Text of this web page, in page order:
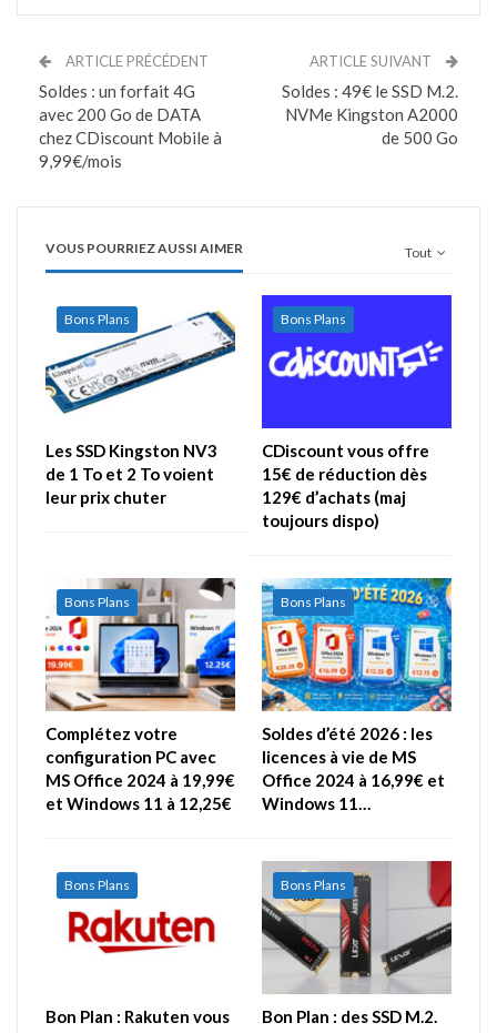
ARTICLE PRÉCÉDENT
Soldes : un forfait 4G
avec 200 Go de DATA
chez CDiscount Mobile à
9,99€/mois
ARTICLE SUIVANT
Soldes : 49€ le SSD M.2.
NVMe Kingston A2000
de 500 Go
Tout
VOUS POURRIEZ AUSSI AIMER
Bons Plans
Les SSD Kingston NV3
de 1 To et 2 To voient
leur prix chuter
Bons Plans
CDiscount vous offre
15€ de réduction dès
129€ d’achats (maj
toujours dispo)
Bons Plans
Complétez votre
configuration PC avec
MS Office 2024 à 19,99€
et Windows 11 à 12,25€
Bons Plans
Soldes d’été 2026 : les
licences à vie de MS
Office 2024 à 16,99€ et
Windows 11…
Bons Plans
Bon Plan : Rakuten vous
Bons Plans
Bon Plan : des SSD M.2.